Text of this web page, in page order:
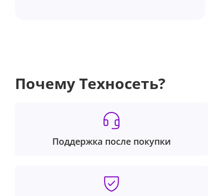
Почему Техносеть?
Поддержка после покупки